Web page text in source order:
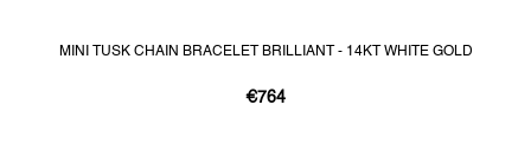
MINI TUSK CHAIN BRACELET BRILLIANT - 14KT WHITE GOLD
€764